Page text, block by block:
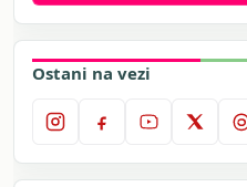
Ostani na vezi